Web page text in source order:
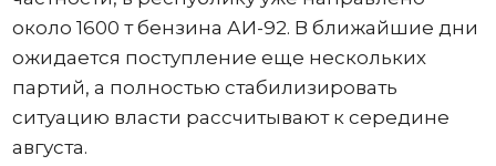
около 1600 т бензина АИ-92. В ближайшие дни
ожидается поступление еще нескольких
партий, а полностью стабилизировать
ситуацию власти рассчитывают к середине
августа.